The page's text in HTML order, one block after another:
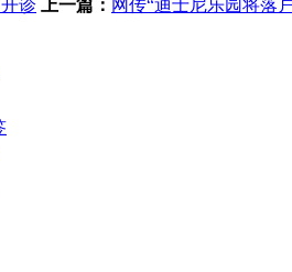
诊 上一篇： 网传“迪士尼乐园将落